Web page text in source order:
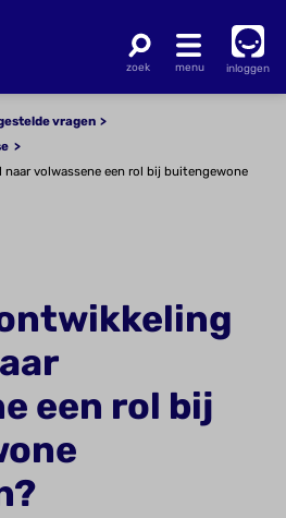
inloggen
vragen
volwassene een rol bij buitengewone
een rol bij